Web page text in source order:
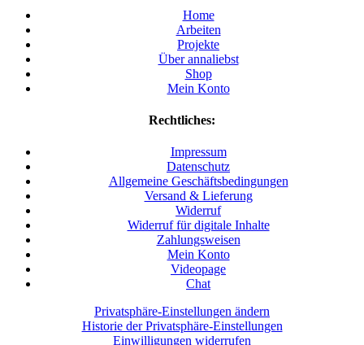
Home
Arbeiten
Projekte
Über annaliebst
Shop
Mein Konto
Rechtliches:
Impressum
Datenschutz
Allgemeine Geschäftsbedingungen
Versand & Lieferung
Widerruf
Widerruf für digitale Inhalte
Zahlungsweisen
Mein Konto
Videopage
Chat
Privatsphäre-Einstellungen ändern
Historie der Privatsphäre-Einstellungen
Einwilligungen widerrufen